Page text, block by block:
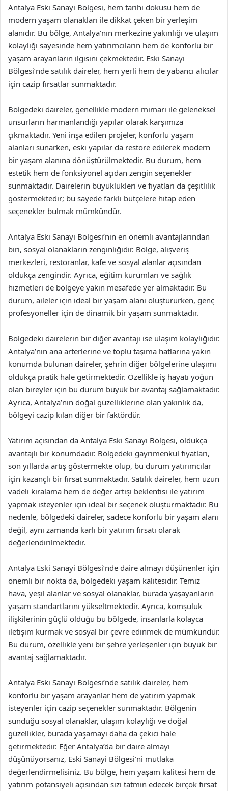
Antalya Eski Sanayi Bölgesi, hem tarihi dokusu hem de
modern yaşam olanakları ile dikkat çeken bir yerleşim
alanıdır. Bu bölge, Antalya’nın merkezine yakınlığı ve ulaşım
kolaylığı sayesinde hem yatırımcıların hem de konforlu bir
yaşam arayanların ilgisini çekmektedir. Eski Sanayi
Bölgesi’nde satılık daireler, hem yerli hem de yabancı alıcılar
için cazip fırsatlar sunmaktadır.
Bölgedeki daireler, genellikle modern mimari ile geleneksel
unsurların harmanlandığı yapılar olarak karşımıza
çıkmaktadır. Yeni inşa edilen projeler, konforlu yaşam
alanları sunarken, eski yapılar da restore edilerek modern
bir yaşam alanına dönüştürülmektedir. Bu durum, hem
estetik hem de fonksiyonel açıdan zengin seçenekler
sunmaktadır. Dairelerin büyüklükleri ve fiyatları da çeşitlilik
göstermektedir; bu sayede farklı bütçelere hitap eden
seçenekler bulmak mümkündür.
Antalya Eski Sanayi Bölgesi’nin en önemli avantajlarından
biri, sosyal olanakların zenginliğidir. Bölge, alışveriş
merkezleri, restoranlar, kafe ve sosyal alanlar açısından
oldukça zengindir. Ayrıca, eğitim kurumları ve sağlık
hizmetleri de bölgeye yakın mesafede yer almaktadır. Bu
durum, aileler için ideal bir yaşam alanı oluştururken, genç
profesyoneller için de dinamik bir yaşam sunmaktadır.
Bölgedeki dairelerin bir diğer avantajı ise ulaşım kolaylığıdır.
Antalya’nın ana arterlerine ve toplu taşıma hatlarına yakın
konumda bulunan daireler, şehrin diğer bölgelerine ulaşımı
oldukça pratik hale getirmektedir. Özellikle iş hayatı yoğun
olan bireyler için bu durum büyük bir avantaj sağlamaktadır.
Ayrıca, Antalya’nın doğal güzelliklerine olan yakınlık da,
bölgeyi cazip kılan diğer bir faktördür.
Yatırım açısından da Antalya Eski Sanayi Bölgesi, oldukça
avantajlı bir konumdadır. Bölgedeki gayrimenkul fiyatları,
son yıllarda artış göstermekte olup, bu durum yatırımcılar
için kazançlı bir fırsat sunmaktadır. Satılık daireler, hem uzun
vadeli kiralama hem de değer artışı beklentisi ile yatırım
yapmak isteyenler için ideal bir seçenek oluşturmaktadır. Bu
nedenle, bölgedeki daireler, sadece konforlu bir yaşam alanı
değil, aynı zamanda karlı bir yatırım fırsatı olarak
değerlendirilmektedir.
Antalya Eski Sanayi Bölgesi’nde daire almayı düşünenler için
önemli bir nokta da, bölgedeki yaşam kalitesidir. Temiz
hava, yeşil alanlar ve sosyal olanaklar, burada yaşayanların
yaşam standartlarını yükseltmektedir. Ayrıca, komşuluk
ilişkilerinin güçlü olduğu bu bölgede, insanlarla kolayca
iletişim kurmak ve sosyal bir çevre edinmek de mümkündür.
Bu durum, özellikle yeni bir şehre yerleşenler için büyük bir
avantaj sağlamaktadır.
Antalya Eski Sanayi Bölgesi’nde satılık daireler, hem
konforlu bir yaşam arayanlar hem de yatırım yapmak
isteyenler için cazip seçenekler sunmaktadır. Bölgenin
sunduğu sosyal olanaklar, ulaşım kolaylığı ve doğal
güzellikler, burada yaşamayı daha da çekici hale
getirmektedir. Eğer Antalya’da bir daire almayı
düşünüyorsanız, Eski Sanayi Bölgesi’ni mutlaka
değerlendirmelisiniz. Bu bölge, hem yaşam kalitesi hem de
yatırım potansiyeli açısından sizi tatmin edecek birçok fırsat